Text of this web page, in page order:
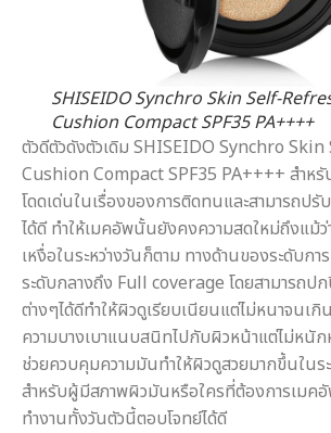
SHISEIDO Synchro Skin Self-
Cushion Compact SPF35 PA++++
ตัวดีตัวดังตัวเดิม SHISEIDO Synchro
Cushion Compact SPF35 PA++++ สำห
โดดเด่นในเรื่องของการติดทนและสามารถปรั
ได้ดี ทำให้เมคอัพนั้นยังคงความสดใหม่ถึงแม้ว่
เหงื่อในระหว่างวันก็ตาม ทางด้านของระดับก
ระดับกลางถึง Full coverage โดยสามารถป
ต่างๆได้ดีทำให้ผิวดูเรียบเนียนแต่ไม่หนาจนเ
ความบางเบาแนบสนิทไปกับผิวหน้าแต่ไม่ห
ช่วยควบคุมความมันทำให้ผิวดูสวยมากขึ้นในระ
สำหรับผู้มีสภาพผิวมันหรือใครที่ต้องการเมค
ทำงานทั้งวันตัวนี้ตอบโจทย์ได้ดี